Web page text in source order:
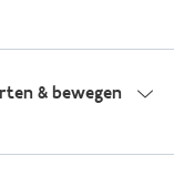
& bewegen